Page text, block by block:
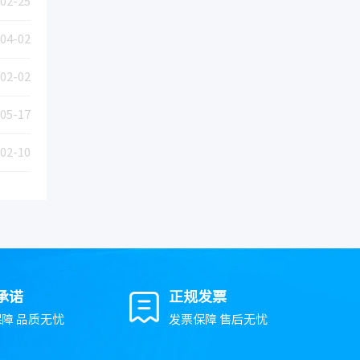
02
02
17
10
诺
品质无忧
正规发票
发票保障 售后无忧